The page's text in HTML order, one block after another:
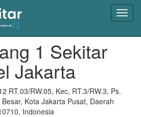
1 Sekitar
Jakarta
RT.03/RW.05, Kec, RT.3/RW.3, Ps.
Kota Jakarta Pusat, Daerah
Indonesia